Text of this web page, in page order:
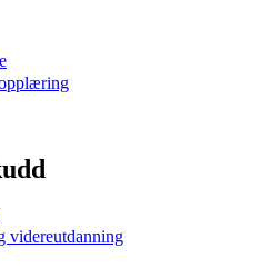
videreutdanning